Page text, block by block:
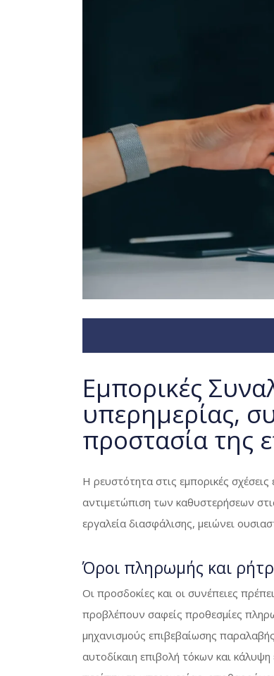
Εμπορικές
υπερημερίας,
προστασία της
Η ρευστότητα στις εμπορικές
αντιμετώπιση των καθυστερήσεων
εργαλεία διασφάλισης, μειώνει
Όροι πληρωμής και
Οι προσδοκίες και οι συνέπειες
προβλέπουν σαφείς προθεσμίες
μηχανισμούς επιβεβαίωσης
αυτοδίκαιη επιβολή τόκων και